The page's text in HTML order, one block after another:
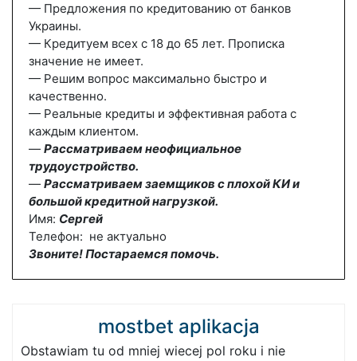
— Предложения по кредитованию от банков
Украины.
— Кредитуем всех с 18 до 65 лет. Прописка
значение не имеет.
— Решим вопрос максимально быстро и
качественно.
— Реальные кредиты и эффективная работа с
каждым клиентом.
— Рассматриваем неофициальное
трудоустройство.
— Рассматриваем заемщиков с плохой КИ и
большой кредитной нагрузкой.
Имя: Сергей
Телефон: не актуально
Звоните! Постараемся помочь.
mostbet aplikacja
Obstawiam tu od mniej wiecej pol roku i nie